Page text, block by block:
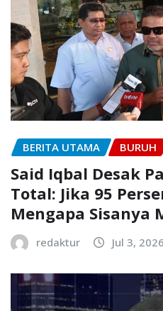
BERITA UTAMA BURUH
Said Iqbal Desak
Total: Jika 95
Mengapa Sisanya
redaktur Jul 3, 2026